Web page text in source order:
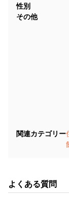
性別
その他
関連カテゴリー
よくある質問